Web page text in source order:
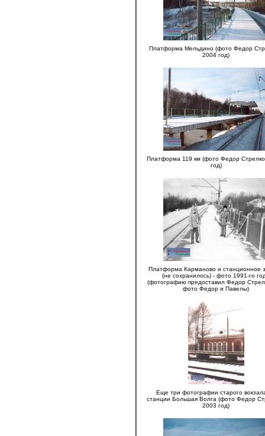
Платформа Мельдино (фото Федор
2004 год)
Платформа 119 км (фото Федор
год)
Платформа Карманово и станционное
(не сохранилось) - фото 1991-го
(фотографию предоставил Федор
фото Федор и Павелы)
Еще три фотографии старого
станции Большая Волга (фото Федор
2003 год)